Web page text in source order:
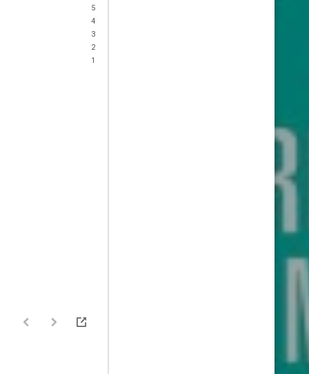
5
4
3
2
1